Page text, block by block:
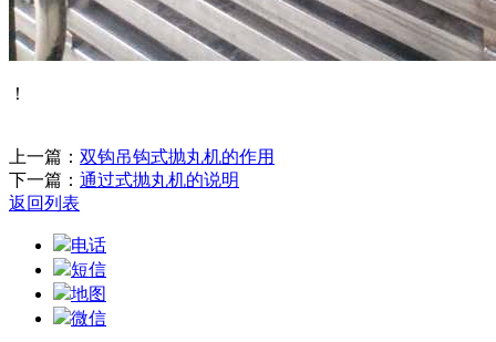
！
上一篇： 双钩吊钩式抛丸机的作用
下一篇： 通过式抛丸机的说明
返回列表
电话
短信
地图
微信